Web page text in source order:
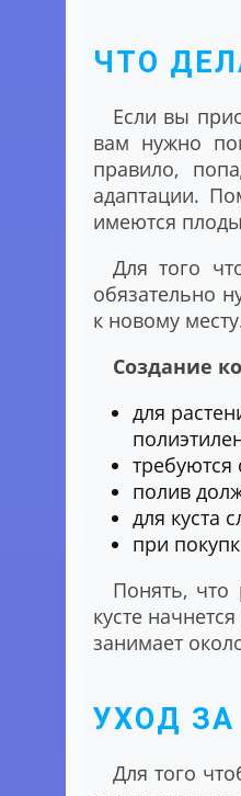
ЧТО
Если вы
вам нужно
правило,
адаптации.
имеются
Для того
обязательно
к новому
Создание
для
требуются
полив
для куста
при
Понять, что
кусте
занимает
УХОД
Для того